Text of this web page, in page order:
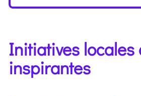
Initiatives locales
inspirantes